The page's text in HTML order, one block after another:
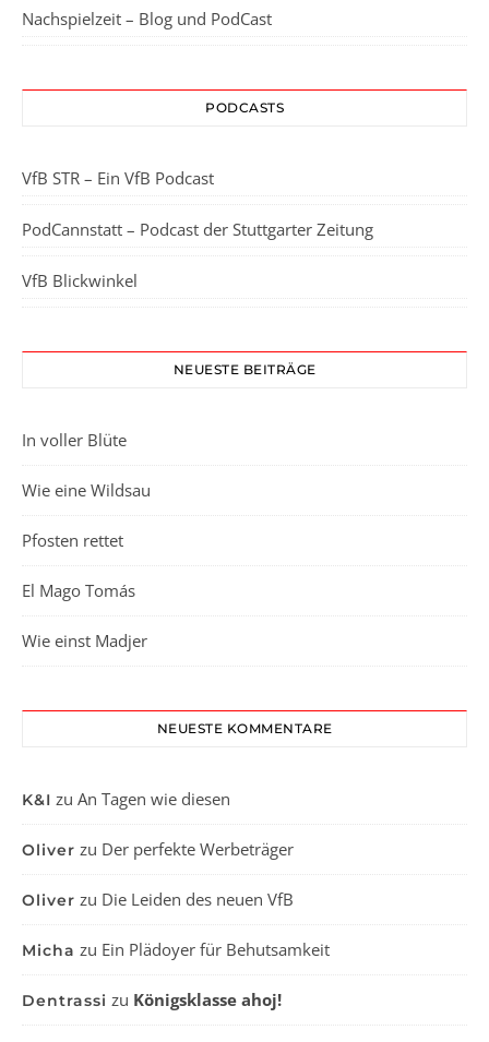
Nachspielzeit – Blog und PodCast
PODCASTS
VfB STR – Ein VfB Podcast
PodCannstatt – Podcast der Stuttgarter Zeitung
VfB Blickwinkel
NEUESTE BEITRÄGE
In voller Blüte
Wie eine Wildsau
Pfosten rettet
El Mago Tomás
Wie einst Madjer
NEUESTE KOMMENTARE
K&I zu An Tagen wie diesen
Oliver zu Der perfekte Werbeträger
Oliver zu Die Leiden des neuen VfB
Micha zu Ein Plädoyer für Behutsamkeit
Dentrassi zu Königsklasse ahoj!